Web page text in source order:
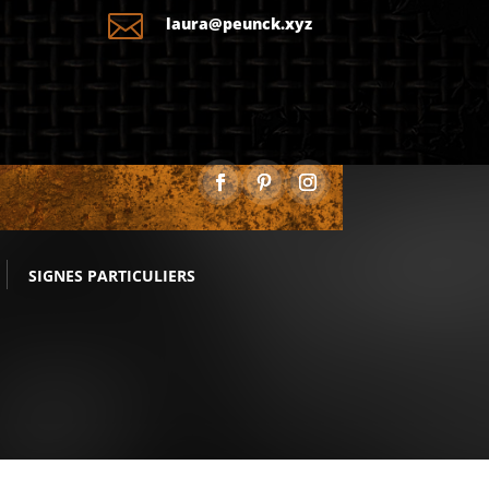
 laura@peunck.xyz
SIGNES PARTICULIERS